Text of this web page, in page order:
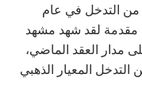
من التدخل في عام
مقدمة لقد شهد مشهد
مدار العقد الماضي،
المعيار الذهبي